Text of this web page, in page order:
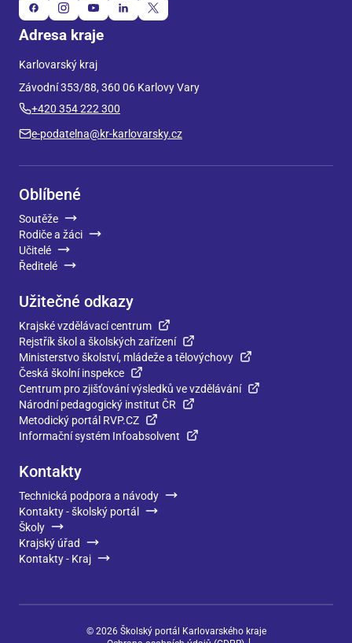
Adresa kraje
Karlovarský kraj
Závodní 353/88, 360 06 Karlovy Vary
+420 354 222 300
e-podatelna@kr-karlovarsky.cz
Oblíbené
Soutěže
Rodiče a žáci
Učitelé
Ředitelé
Užitečné odkazy
Krajské vzdělávací centrum
Rejstřík škol a školských zařízení
Ministerstvo školství, mládeže a tělovýchovy
Česká školní inspekce
Centrum pro zjišťování výsledků ve vzdělávání
Národní pedagogický institut ČR
Metodický portál RVP.CZ
Informační systém Infoabsolvent
Kontakty
Technická podpora a návody
Kontakty - školský portál
Školy
Krajský úřad
Kontakty - Kraj
© 2026 Školský portál Karlovarského kraje